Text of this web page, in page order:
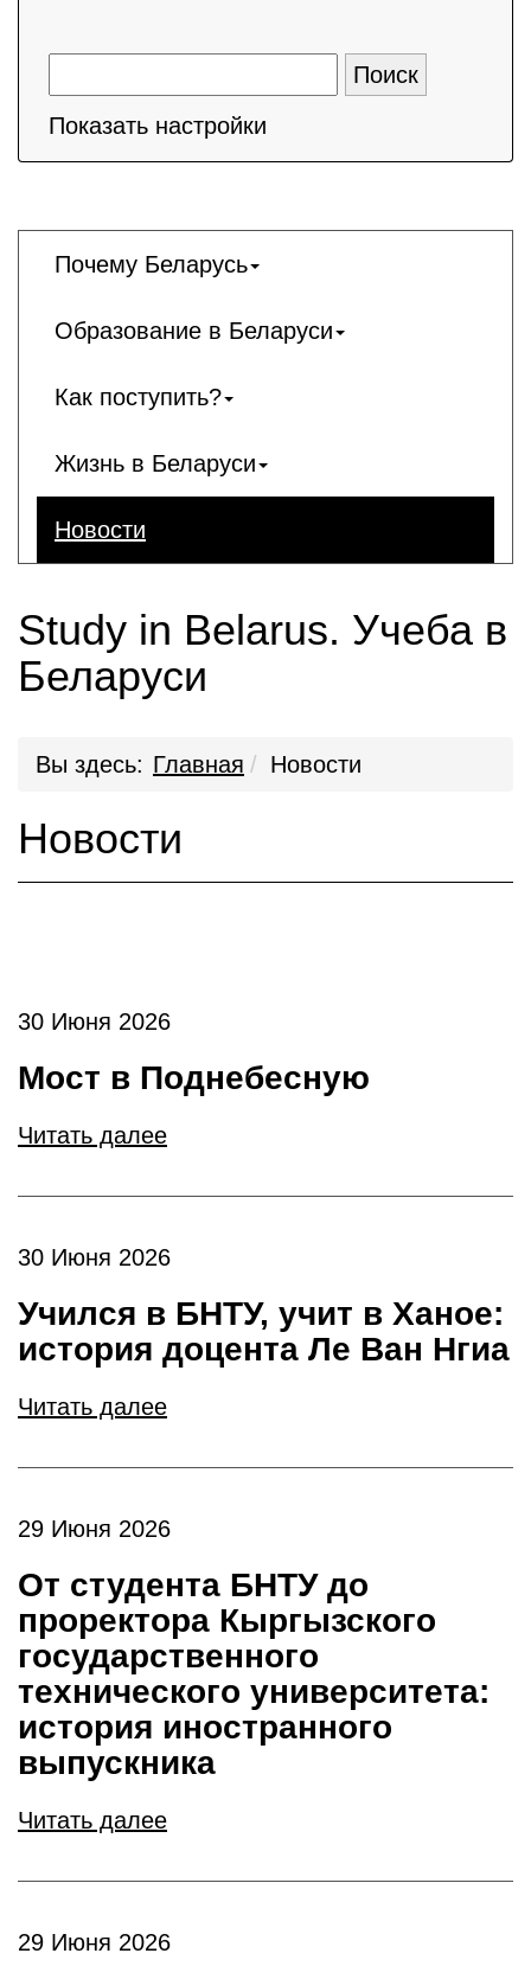
Показать настройки
Почему Беларусь
Образование в Беларуси
Как поступить?
Жизнь в Беларуси
Новости
Study in Belarus. Учеба в
Беларуси
Вы здесь: Главная Новости
Новости
30 Июня 2026
Мост в Поднебесную
Читать далее
30 Июня 2026
Учился в БНТУ, учит в Ханое:
история доцента Ле Ван Нгиа
Читать далее
29 Июня 2026
От студента БНТУ до
проректора Кыргызского
государственного
технического университета:
история иностранного
выпускника
Читать далее
29 Июня 2026